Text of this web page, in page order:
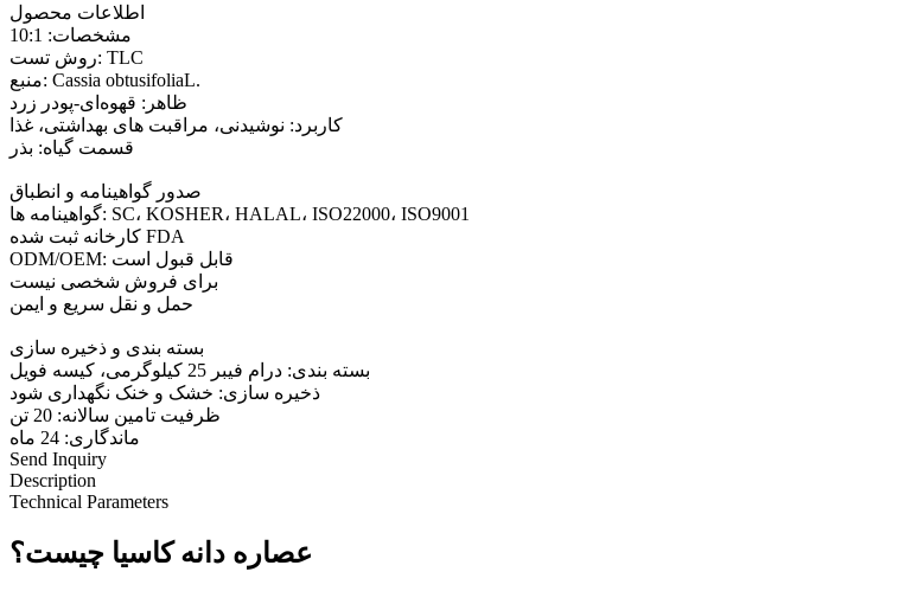
اطلاعات محصول
مشخصات: 10:1
روش تست: TLC
منبع: Cassia obtusifoliaL.
ظاهر: قهوه‌ای-پودر زرد
کاربرد: نوشیدنی، مراقبت های بهداشتی، غذا
قسمت گیاه: بذر
صدور گواهینامه و انطباق
گواهینامه ها: SC، KOSHER، HALAL، ISO22000، ISO9001
کارخانه ثبت شده FDA
ODM/OEM: قابل قبول است
برای فروش شخصی نیست
حمل و نقل سریع و ایمن
بسته بندی و ذخیره سازی
بسته بندی: درام فیبر 25 کیلوگرمی، کیسه فویل
ذخیره سازی: خشک و خنک نگهداری شود
ظرفیت تامین سالانه: 20 تن
ماندگاری: 24 ماه
Send Inquiry
Description
Technical Parameters
عصاره دانه کاسیا چیست؟